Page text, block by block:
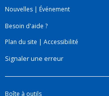
Nouvelles | Événement
Besoin d'aide ?
Plan du site | Accessibilité
Signaler une erreur
Boîte à outils